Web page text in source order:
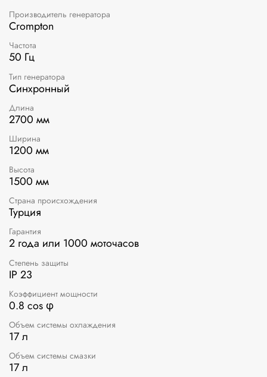
Производитель генератора
Crompton
Частота
50 Гц
Тип генератора
Синхронный
Длина
2700 мм
Ширина
1200 мм
Высота
1500 мм
Страна происхождения
Турция
Гарантия
2 года или 1000 моточасов
Степень защиты
IP 23
Коэффициент мощности
0.8 cos φ
Объем системы охлаждения
17 л
Объем системы смазки
17 л